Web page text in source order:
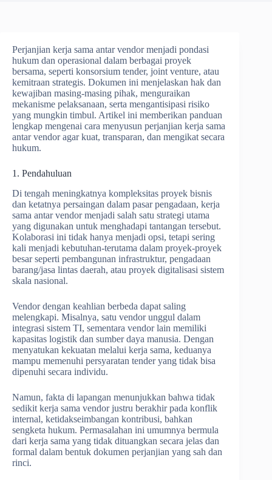
Perjanjian kerja sama antar vendor menjadi pondasi
hukum dan operasional dalam berbagai proyek
bersama, seperti konsorsium tender, joint venture, atau
kemitraan strategis. Dokumen ini menjelaskan hak dan
kewajiban masing-masing pihak, menguraikan
mekanisme pelaksanaan, serta mengantisipasi risiko
yang mungkin timbul. Artikel ini memberikan panduan
lengkap mengenai cara menyusun perjanjian kerja sama
antar vendor agar kuat, transparan, dan mengikat secara
hukum.
1. Pendahuluan
Di tengah meningkatnya kompleksitas proyek bisnis
dan ketatnya persaingan dalam pasar pengadaan, kerja
sama antar vendor menjadi salah satu strategi utama
yang digunakan untuk menghadapi tantangan tersebut.
Kolaborasi ini tidak hanya menjadi opsi, tetapi sering
kali menjadi kebutuhan-terutama dalam proyek-proyek
besar seperti pembangunan infrastruktur, pengadaan
barang/jasa lintas daerah, atau proyek digitalisasi sistem
skala nasional.
Vendor dengan keahlian berbeda dapat saling
melengkapi. Misalnya, satu vendor unggul dalam
integrasi sistem TI, sementara vendor lain memiliki
kapasitas logistik dan sumber daya manusia. Dengan
menyatukan kekuatan melalui kerja sama, keduanya
mampu memenuhi persyaratan tender yang tidak bisa
dipenuhi secara individu.
Namun, fakta di lapangan menunjukkan bahwa tidak
sedikit kerja sama vendor justru berakhir pada konflik
internal, ketidakseimbangan kontribusi, bahkan
sengketa hukum. Permasalahan ini umumnya bermula
dari kerja sama yang tidak dituangkan secara jelas dan
formal dalam bentuk dokumen perjanjian yang sah dan
rinci.